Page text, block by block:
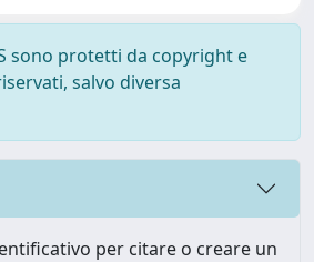
sono protetti da copyright e
salvo diversa
per citare o creare un